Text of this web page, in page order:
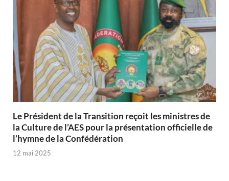
Le Président de la Transition reçoit les ministres de
la Culture de l’AES pour la présentation officielle de
l’hymne de la Confédération
12 mai 2025